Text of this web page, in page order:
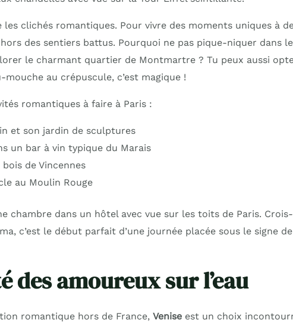
les clichés romantiques. Pour vivre des moments uniques à
des sentiers battus. Pourquoi ne pas pique-niquer dans le
le charmant quartier de Montmartre ? Tu peux aussi
au crépuscule, c’est magique !
romantiques à faire à Paris :
et son jardin de sculptures
un bar à vin typique du Marais
de Vincennes
au Moulin Rouge
chambre dans un hôtel avec vue sur les toits de Paris.
c’est le début parfait d’une journée placée sous le signe de
des amoureux sur l’eau
romantique hors de France, Veniseest un choix